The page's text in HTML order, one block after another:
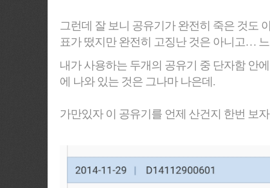
그런데 잘 보니 공유기가 완전히 죽은 것도
표가 떴지만 완전히 고징난 것은 아니고…
내가 사용하는 두개의 공유기 중 단자함 안
에 나와 있는 것은 그나마 나은데.
가만있자 이 공유기를 언제 산건지 한번 보